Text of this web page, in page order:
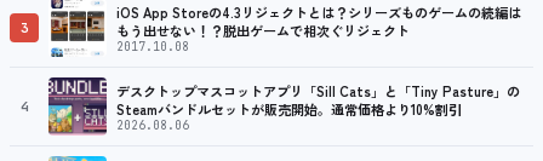
3
iOS App Storeの4.3リジェクトとは？シリーズものゲームの続編は
もう出せない！？脱出ゲームで相次ぐリジェクト
2017.10.08
4
デスクトップマスコットアプリ「Sill Cats」と「Tiny Pasture」の
Steamバンドルセットが販売開始。通常価格より10%割引
2026.08.06